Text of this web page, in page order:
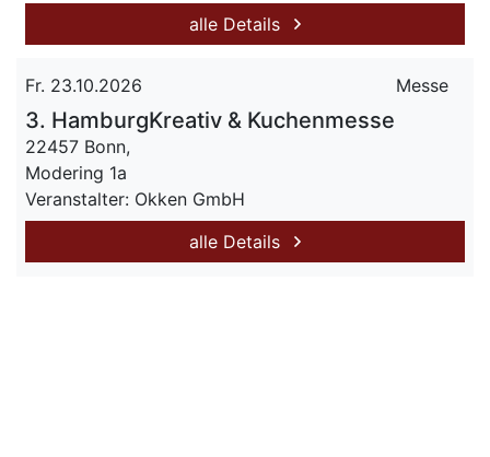
alle Details
Fr. 23.10.2026 Messe
3. HamburgKreativ & Kuchenmesse
22457 Bonn,
Modering 1a
Veranstalter: Okken GmbH
alle Details